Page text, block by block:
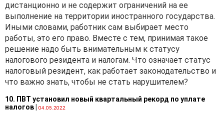
дистанционно и не содержит ограничений на ее
выполнение на территории иностранного государства.
Иными словами, работник сам выбирает место
работы, это его право. Вместе с тем, принимая такое
решение надо быть внимательным к статусу
налогового резидента и налогам. Что означает статус
налоговый резидент, как работает законодательство и
что важно знать, чтобы не стать нарушителем?
10. ПВТ установил новый квартальный рекорд по уплате
налогов
04.05.2022